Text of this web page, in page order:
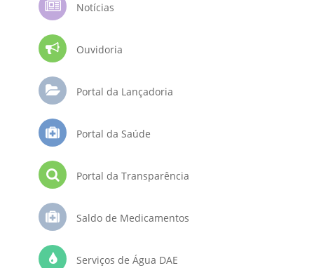
Notícias
Ouvidoria
Portal da Lançadoria
Portal da Saúde
Portal da Transparência
Saldo de Medicamentos
Serviços de Água DAE